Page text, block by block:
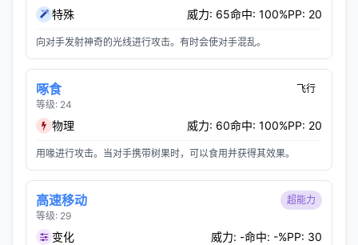
特殊 威力: 65命中: 100%PP: 20
向对手发射神奇的光线进行攻击。有时会使对手混乱。
啄食
等级: 24
飞行
物理 威力: 60命中: 100%PP: 20
用喙进行攻击。当对手携带树果时，可以食用并获得其效果。
高速移动
等级: 29
超能力
变化 威力: -命中: -%PP: 30